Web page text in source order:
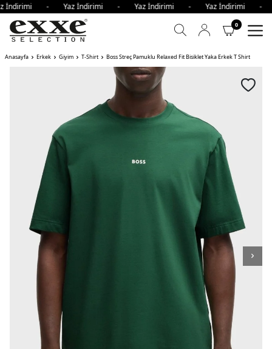
- Yaz İndirimi - Yaz İndirimi - Yaz
0
Anasayfa Erkek Giyim T-Shirt Boss Streç Pamuklu Relaxed Fit Bisiklet Yaka Erkek T Shirt